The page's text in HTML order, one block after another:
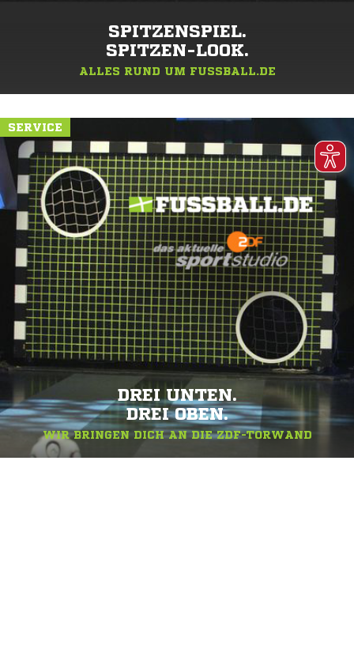
SPITZENSPIEL.
SPITZEN-LOOK.
ALLES RUND UM FUSSBALL.DE
SERVICE
DREI UNTEN.
DREI OBEN.
WIR BRINGEN DICH AN DIE ZDF-TORWAND